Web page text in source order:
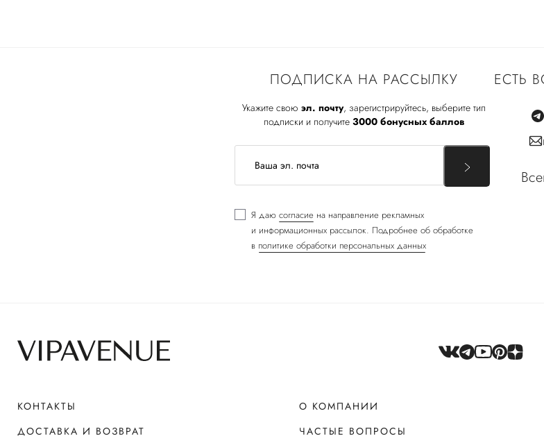
ПОДПИСКА НА РАССЫЛКУ
Укажите свою эл. почту, зарегистрируйтесь, выберите тип
подписки и получите 3000 бонусных баллов
Я даю согласие на направление рекламных
и информационных рассылок. Подробнее об обработке
в политике обработки персональных данных
ЕСТЬ
КОНТАКТЫ
ДОСТАВКА И ВОЗВРАТ
О КОМПАНИИ
ЧАСТЫЕ ВОПРОСЫ